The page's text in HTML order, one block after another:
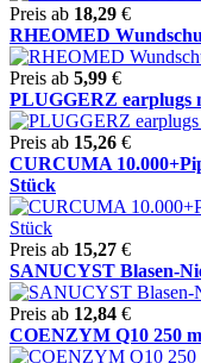
Preis ab 18,29 €
RHEOMED
Preis ab 5,99 €
PLUGGERZ earplugs
Preis ab 15,26 €
CURCUMA
Stück
Preis ab 15,27 €
SANUCYST Blasen-
Preis ab 12,84 €
COENZYM Q10 250